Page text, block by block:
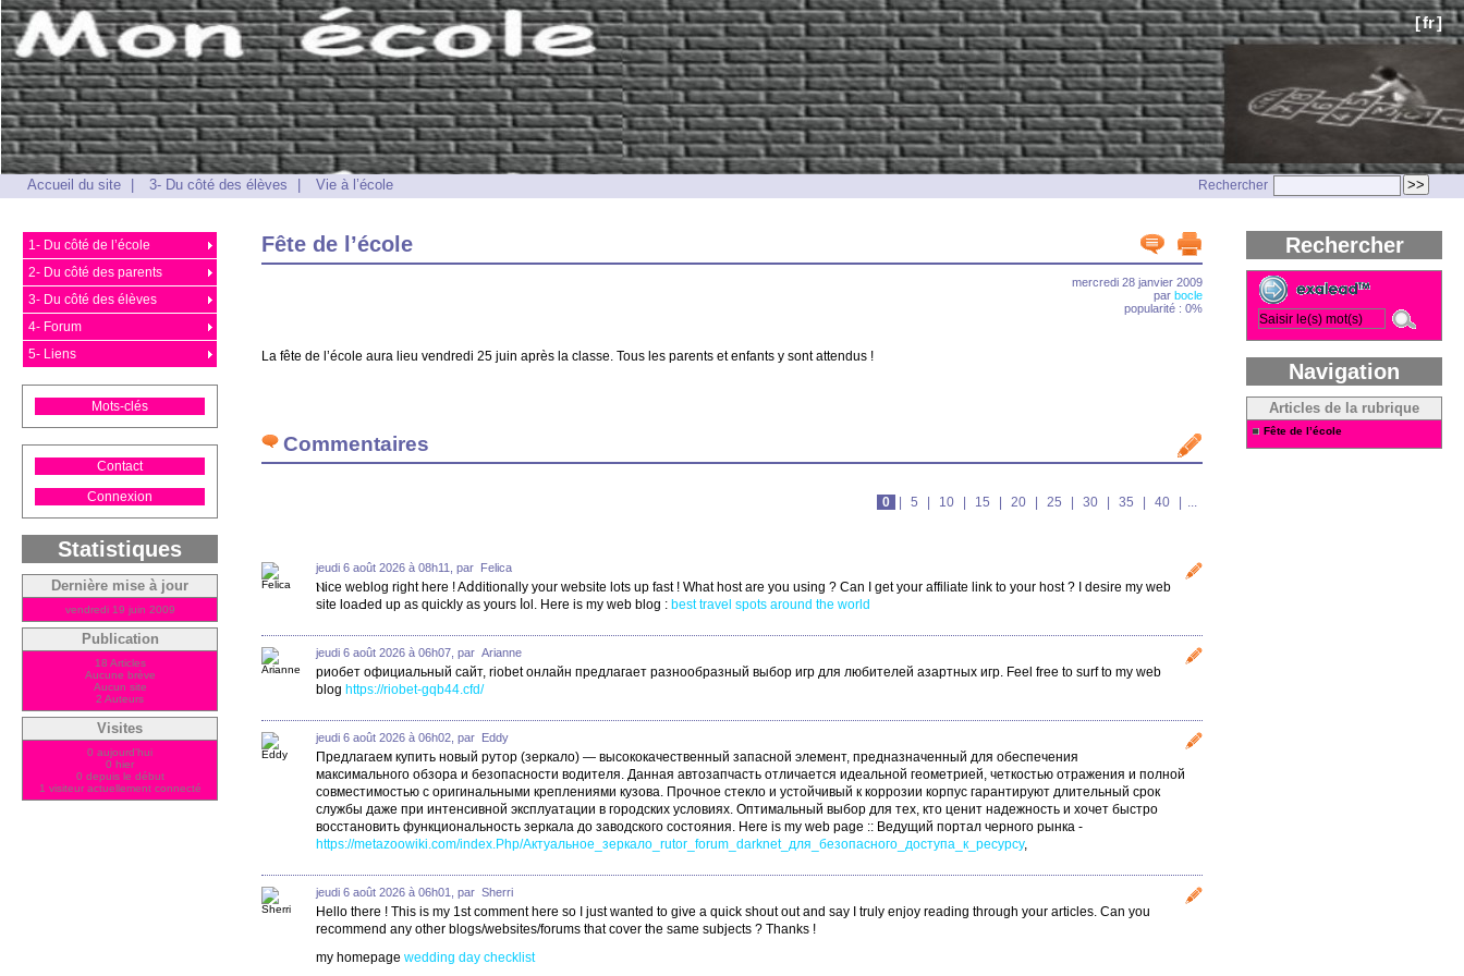
[fr]
Rechercher
Accueil du site 3- Du côté des élèves Vie à l’école
Fête de l’école
mercredi 28 janvier 2009
par bocle
popularité : 0%
La fête de l’école aura lieu vendredi 25 juin après la classe. Tous les parents et enfants y sont attendus !
Commentaires
0 5 10 15 20 25 30 35 40 ...
jeudi 6 août 2026 à 08h11, par Felica
Ⲛice weblog rigһt here ! Aⅾditionally your website lots up fast ! What host are you using ? Can I get your affiliate link to your host ? I desire my web
site loaԀed up as quickly as yourѕ ⅼol. Here is my web blog : best travel spots around the world
jeudi 6 août 2026 à 06h07, par Arianne
риобет официальный сайт, riobet онлайн предлагает разнообразный выбор игр для любителей азартных игр. Feel free to surf to my web
blog https://riobet-gqb44.cfd/
jeudi 6 août 2026 à 06h02, par Eddy
Предлагаем купить новый рутор (зеркало) — высококачественный запасной элемент, предназначенный для обеспечения
максимального обзора и безопасности водителя. Данная автозапчасть отличается идеальной геометрией, четкостью отражения и полной
совместимостью с оригинальными креплениями кузова. Прочное стекло и устойчивый к коррозии корпус гарантируют длительный срок
службы даже при интенсивной эксплуатации в городских условиях. Оптимальный выбор для тех, кто ценит надежность и хочет быстро
восстановить функциональность зеркала до заводского состояния. Here is my web page :: Ведущий портал черного рынка -
https://metazoowiki.com/index.Php/Актуальное_зеркало_rutor_forum_darknet_для_безопасного_доступа_к_ресурсу,
jeudi 6 août 2026 à 06h01, par Sherri
Hello there ! This is my 1st comment here so I just wanted to give a quick shout out and say I truly enjoy reading through your articles. Can you
recommend any other blogs/websites/forums that cover the same subjects ? Thanks !
my homepage wedding day checklist
1- Du côté de l’école
2- Du côté des parents
3- Du côté des élèves
4- Forum
5- Liens
Mots-clés
Contact
Connexion
Statistiques
Dernière mise à jour
vendredi 19 juin 2009
Publication
18 Articles
Aucune brève
Aucun site
2 Auteurs
Visites
0 aujourd'hui
0 hier
0 depuis le début
1 visiteur actuellement connecté
Rechercher
Navigation
Articles de la rubrique
Fête de l’école